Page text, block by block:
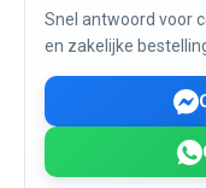
Snel antwoord voor
en zakelijke